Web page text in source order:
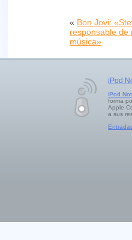
« Bon Jovi:
responsable de
música»
iPod
iPod
forma
Apple
a sus